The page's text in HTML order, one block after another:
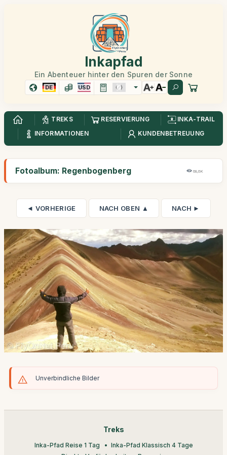
Inkapfad
Ein Abenteuer hinter den Spuren der Sonne
DE USD
TREKS RESERVIERUNG
INKA-TRAIL
INFORMATIONEN
KUNDENBETREUUNG
Fotoalbum: Regenbogenberg 68,6K
◄ VORHERIGE NACH OBEN ▲ NACH ►
Unverbindliche Bilder
Treks
Inka-Pfad Reise 1 Tag
Inka-Pfad Klassisch 4 Tage